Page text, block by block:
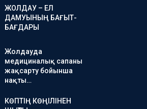
ЖОЛДАУ – ЕЛ
ДАМУЫНЫҢ БАҒЫТ-
БАҒДАРЫ
Жолдауда
медициналық сапаны
жақсарту бойынша
нақты…
КӨПТІҢ КӨҢІЛІНЕН